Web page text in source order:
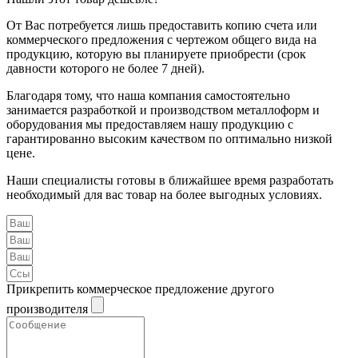
От Вас потребуется лишь предоставить копию счета или
коммерческого предложения с чертежом общего вида на
продукцию, которую вы планируете приобрести (срок
давности которого не более 7 дней).
Благодаря тому, что наша компания самостоятельно
занимается разработкой и производством металлоформ и
оборудования мы предоставляем нашу продукцию с
гарантированно высоким качеством по оптимально низкой
цене.
Наши специалисты готовы в ближайшее время разработать
необходимый для вас товар на более выгодных условиях.
Прикрепить коммерческое предложение другого
производителя